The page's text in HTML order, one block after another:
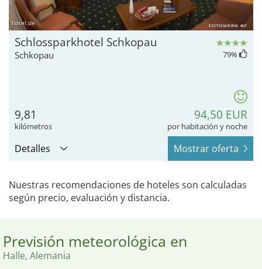
hotel.de
Schlossparkhotel Schkopau
Schkopau 79%
9,81
kilómetros
94,50 EUR
por habitación y noche
Detalles Mostrar oferta
Nuestras recomendaciones de hoteles son calculadas
según precio, evaluación y distancia.
Previsión meteorológica en
Halle, Alemania